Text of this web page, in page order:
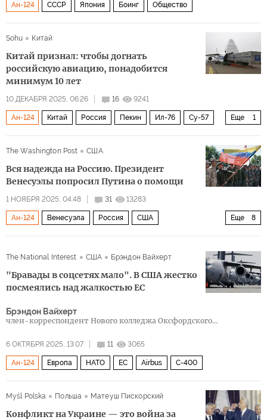
Ан-124 СССР Япония Боинг Общество
Sohu Китай
Китай признал: чтобы догнать
российскую авиацию, понадобится
минимум 10 лет
10 ДЕКАБРЯ 2025, 06:26 16 9241
Еще 1
Ан-124 Китай Россия Пекин Ил-76 Су-57
The Washington Post
США
Вся надежда на Россию. Президент
Венесуэлы попросил Путина о помощи
1 НОЯБРЯ 2025, 04:48 31 13283
Еще 8
Ан-124 Венесуэла Россия США
Ростех Сухой GPS Ил-76 Политика
The National Interest США Брэндон Вайхерт
"Бравады в соцсетях мало". В США жестко
посмеялись над жалкостью ЕС
Брэндон Вайхерт
член-корреспондент Нового колледжа Оксфордского
исследовательского и аналитического института
6 ОКТЯБРЯ 2025, 13:07 11 3065
Ан-124 Европа НАТО ЕС Airbus С-400
Myśl Polska Польша Матеуш Пискорский
Конфликт на Украине — это война за